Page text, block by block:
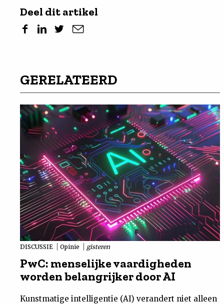
Deel dit artikel
GERELATEERD
DISCUSSIE Opinie gisteren
PwC: menselijke vaardigheden
worden belangrijker door AI
Kunstmatige intelligentie (AI) verandert niet alleen